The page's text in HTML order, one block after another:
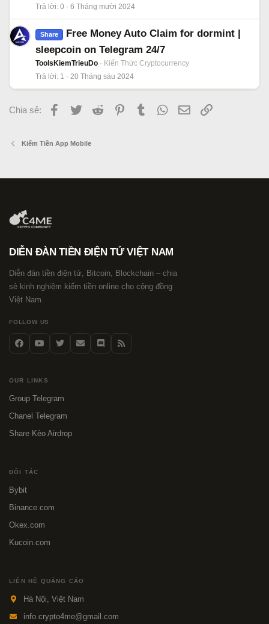
Trả lời 0 6 Tháng mười 2024
Share
Free Money Auto Claim for dormint |
sleepcoin on Telegram 24/7
ToolsKiemTrieuDo
Kiến Thức Cryptocurrency
Trả lời 1 20 Tháng sáu 2024
Chia sẻ: Facebook
Twitter Reddit PinterestTumblr WhatsApp
Email
Kiếm Tiền App Mobile
DIỄN ĐÀN TIỀN ĐIỆN TỬ VIỆT NAM
Diễn đàn tiền điện tử, Bitcoin, Blockchain – chia
sẻ kinh nghiệm kiếm tiền online cho cộng đồng
Việt Nam.
FOLLOW US
OUR LINKS
Group Telegram
Chanel Telegram
Share Kèo Airdrop
ĐỐI TÁC
Bybit
Binance.com
Okex.com
Kucoin.com
LIÊN HỆ QUẢNG CÁO
Hà Nội, Việt Nam
info.crypto4me@gmail.com